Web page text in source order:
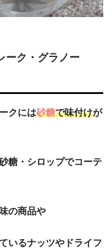
ーク・グラノー
クには砂糖で味付けが
糖・シロップでコーテ
の商品や
いるナッツやドライフ